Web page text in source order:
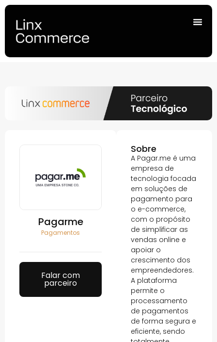
Pagarme
Pagamentos
Falar com
parceiro
Sobre
A Pagar.me é uma
empresa de
tecnologia focada
em soluções de
pagamento para
o e-commerce,
com o propósito
de simplificar as
vendas online e
apoiar o
crescimento dos
empreendedores.
A plataforma
permite o
processamento
de pagamentos
de forma segura e
eficiente, sendo